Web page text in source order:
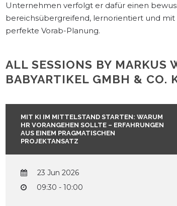
Unternehmen verfolgt er dafür einen
bereichsübergreifend, lernorientiert und
perfekte Vorab-Planung.
ALL SESSIONS BY MARKUS
BABYARTIKEL GMBH & CO.
MIT KI IM MITTELSTAND STARTEN: WARUM
HR VORANGEHEN SOLLTE – ERFAHRUNGEN
AUS EINEM PRAGMATISCHEN
PROJEKTANSATZ
23 Jun 2026
09:30 - 10:00